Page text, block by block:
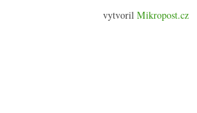
vytvoril Mikropost.cz